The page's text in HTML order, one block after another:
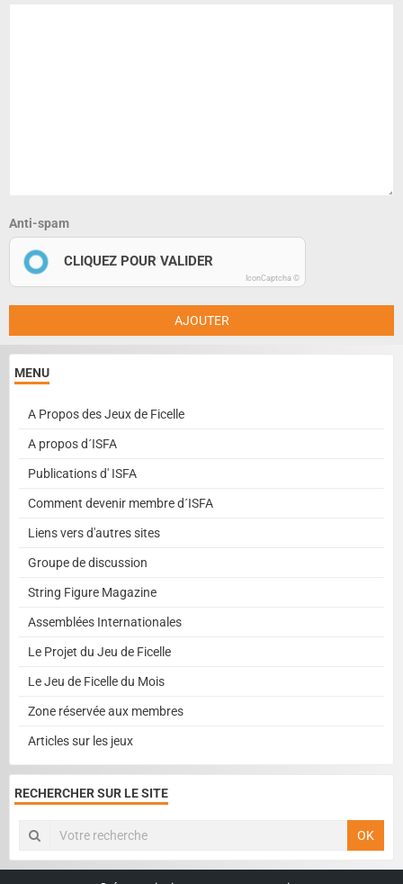
Anti-spam
CLIQUEZ POUR VALIDER
IconCaptcha ©
AJOUTER
MENU
A Propos des Jeux de Ficelle
A propos d´ISFA
Publications d' ISFA
Comment devenir membre d´ISFA
Liens vers d'autres sites
Groupe de discussion
String Figure Magazine
Assemblées Internationales
Le Projet du Jeu de Ficelle
Le Jeu de Ficelle du Mois
Zone réservée aux membres
Articles sur les jeux
RECHERCHER SUR LE SITE
OK